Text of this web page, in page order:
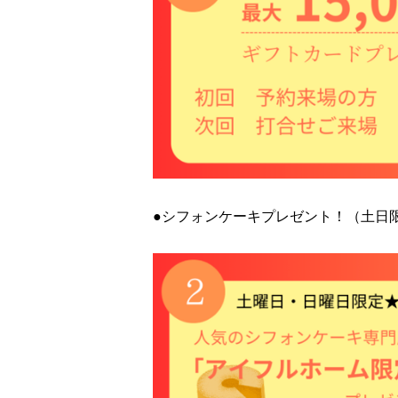
●シフォンケーキプレゼント！（土日